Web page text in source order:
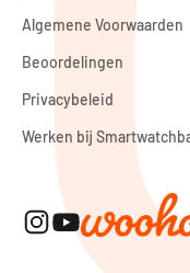
Algemene Voorwaarden
Beoordelingen
Privacybeleid
Werken bij